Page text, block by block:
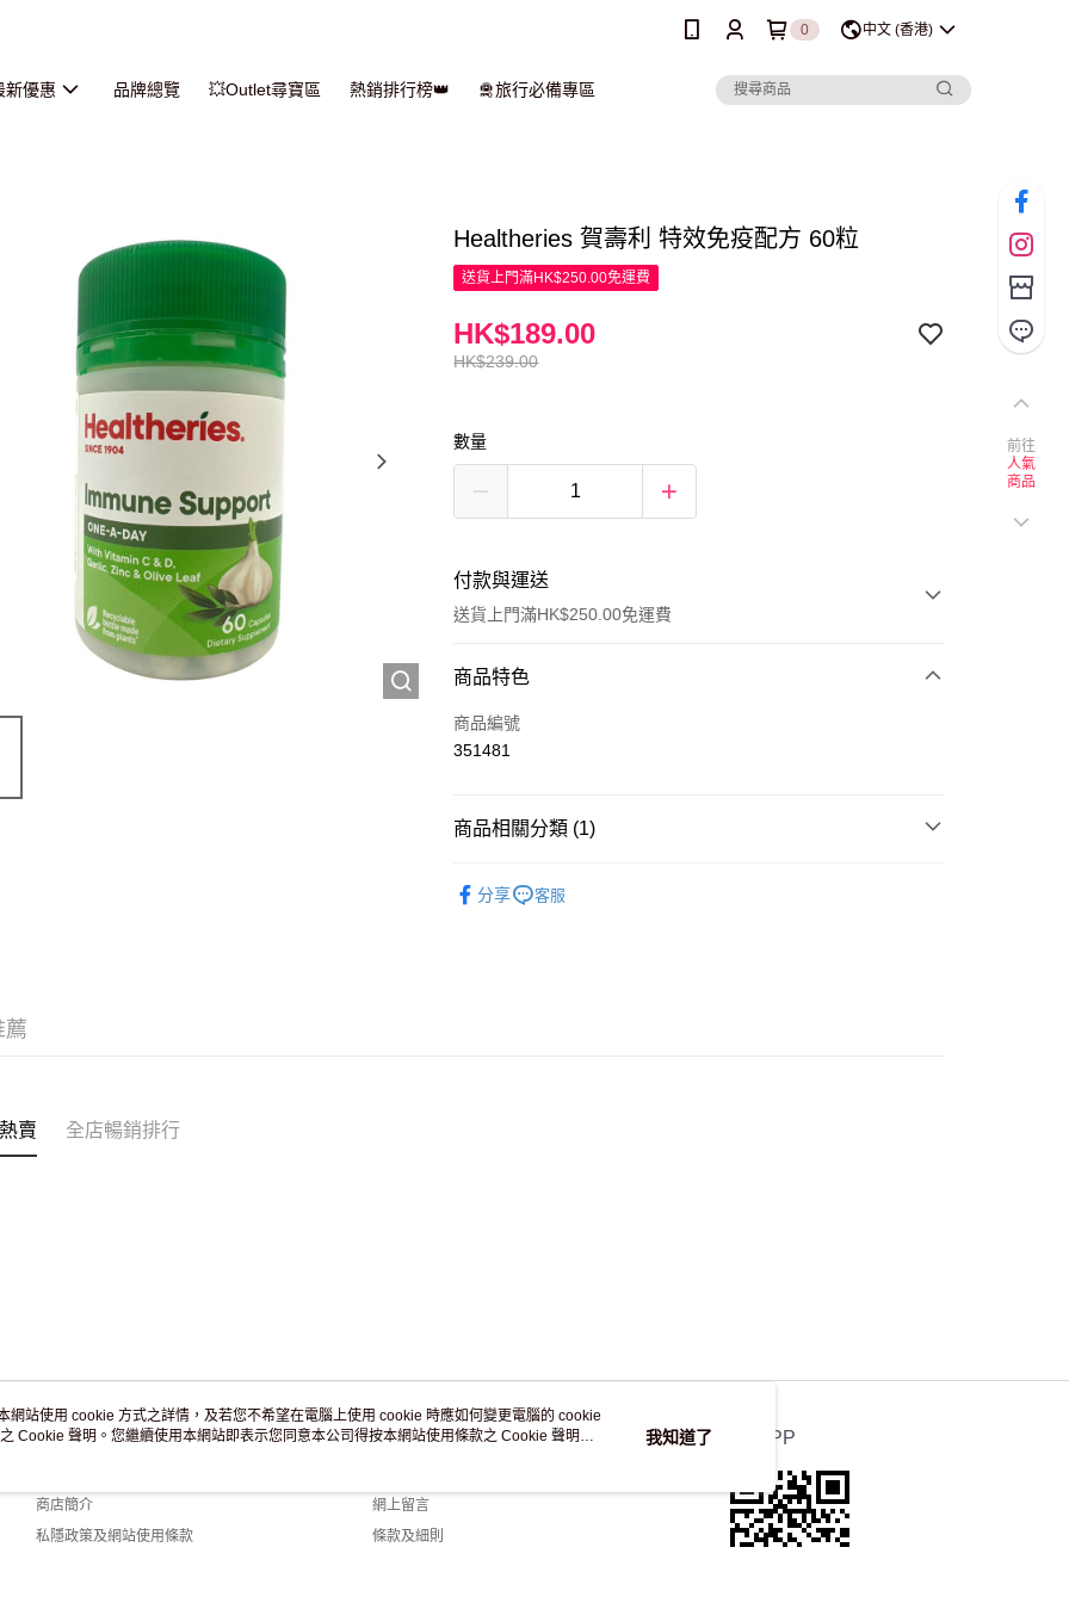
0 中文 (香港)
新優惠 品牌總覽 💥Outlet尋寶區 熱銷排行榜👑 🛅旅行必備專區
Healtheries 賀壽利 特效免疫配方 60粒
送貨上門滿HK$250.00免運費
HK$239.00
HK$189.00
數量
付款與運送
送貨上門滿HK$250.00免運費
付款方式
信用卡
商品特色
商品編號
351481
商品相關分類 (1)
分享
客服
薦
賣 全店暢銷排行
關於我們
商店簡介
私隱政策及網站使用條款
客戶服務
網上留言
條款及細則
官方APP
前往
人氣
商品
網站使用 cookie 方式之詳情，及若您不希望在電腦上使用 cookie 時應如何變更電腦的 cookie
Cookie 聲明。您繼續使用本網站即表示您同意本公司得按本網站使用條款之 Cookie 聲明使
我知道了